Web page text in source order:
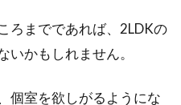
ろまでであれば、2LDKの
いかもしれません。
個室を欲しがるようにな